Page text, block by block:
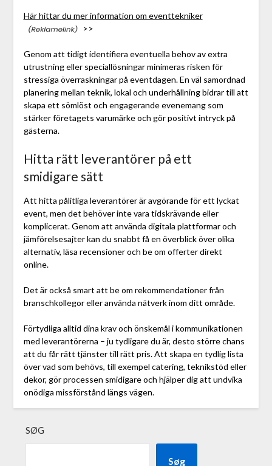
Här hittar du mer information om eventtekniker
>>
Genom att tidigt identifiera eventuella behov av extra
utrustning eller speciallösningar minimeras risken för
stressiga överraskningar på eventdagen. En väl samordnad
planering mellan teknik, lokal och underhållning bidrar till att
skapa ett sömlöst och engagerande evenemang som
stärker företagets varumärke och gör positivt intryck på
gästerna.
Hitta rätt leverantörer på ett
smidigare sätt
Att hitta pålitliga leverantörer är avgörande för ett lyckat
event, men det behöver inte vara tidskrävande eller
komplicerat. Genom att använda digitala plattformar och
jämförelsesajter kan du snabbt få en överblick över olika
alternativ, läsa recensioner och be om offerter direkt
online.
Det är också smart att be om rekommendationer från
branschkollegor eller använda nätverk inom ditt område.
Förtydliga alltid dina krav och önskemål i kommunikationen
med leverantörerna – ju tydligare du är, desto större chans
att du får rätt tjänster till rätt pris. Att skapa en tydlig lista
över vad som behövs, till exempel catering, teknikstöd eller
dekor, gör processen smidigare och hjälper dig att undvika
onödiga missförstånd längs vägen.
SØG
Søg